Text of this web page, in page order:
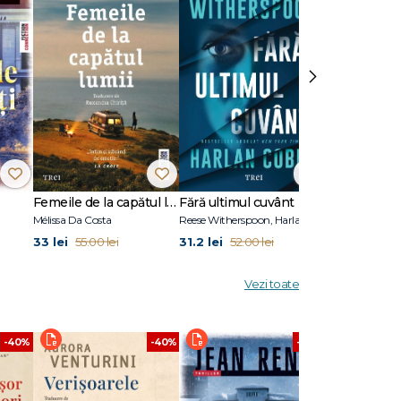
să-ţi
și
Femeile de la capătul lumii
Mélissa Da Costa
33 lei 55.00 lei
Fără ultimul cuvânt
31.2 lei 52.00 lei
›
Vezi toate
-40% -40% -40%